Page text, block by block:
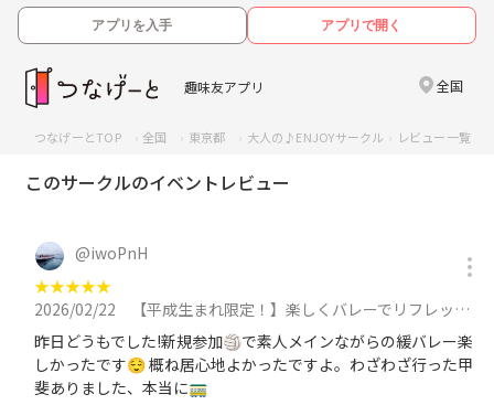
アプリを入手 アプリで開く
趣味友アプリ 全国
つなげーとTOP 全国 東京都 大人の♪ENJOYサークル レビュー一覧
このサークルのイベントレビュー
@iwoPnH
★★★★★
2026/02/22
【平成生まれ限定！】楽しくバレーでリフレッシュ＆仲間づくり・初心者大歓迎に参加
昨日どうもでした!新規参加🏐で素人メインながらの緩バレー楽
しかったです😌 概ね居心地よかったですよ。わざわざ行った甲
斐ありました、本当に🚃